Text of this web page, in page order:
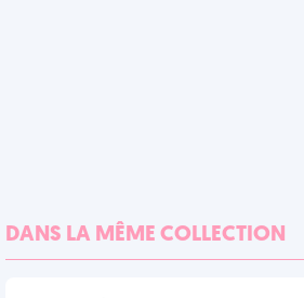
DANS LA MÊME COLLECTION